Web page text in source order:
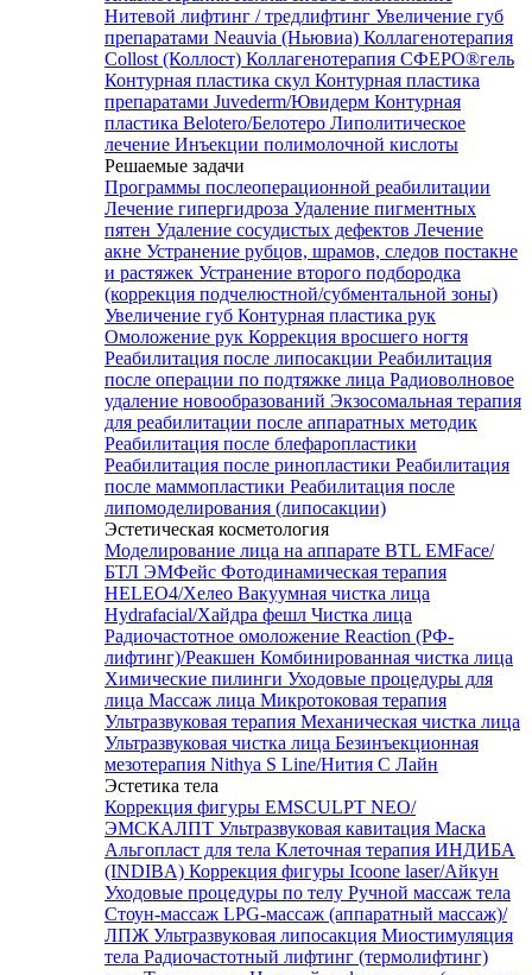
Нитевой лифтинг / тредлифтинг Увеличение губ
препаратами Neauvia (Ньювиа) Коллагенотерапия
Collost (Коллост) Коллагенотерапия СФЕРО®гель
Контурная пластика скул Контурная пластика
препаратами Juvederm/Ювидерм Контурная
пластика Belotero/Белотеро Липолитическое
лечение Инъекции полимолочной кислоты
Решаемые задачи
Программы послеоперационной реабилитации
Лечение гипергидроза Удаление пигментных
пятен Удаление сосудистых дефектов Лечение
акне Устранение рубцов, шрамов, следов постакне
и растяжек Устранение второго подбородка
(коррекция подчелюстной/субментальной зоны)
Увеличение губ Контурная пластика рук
Омоложение рук Коррекция вросшего ногтя
Реабилитация после липосакции Реабилитация
после операции по подтяжке лица Радиоволновое
удаление новообразований Экзосомальная терапия
для реабилитации после аппаратных методик
Реабилитация после блефаропластики
Реабилитация после ринопластики Реабилитация
после маммопластики Реабилитация после
липомоделирования (липосакции)
Эстетическая косметология
Моделирование лица на аппарате BTL EMFace/
БТЛ ЭМФейс Фотодинамическая терапия
HELEO4/Хелео Вакуумная чистка лица
Hydrafacial/Хайдра фешл Чистка лица
Радиочастотное омоложение Reaction (РФ-
лифтинг)/Реакшен Комбинированная чистка лица
Химические пилинги Уходовые процедуры для
лица Массаж лица Микротоковая терапия
Ультразвуковая терапия Механическая чистка лица
Ультразвуковая чистка лица Безинъекционная
мезотерапия Nithya S Line/Нития С Лайн
Эстетика тела
Коррекция фигуры EMSCULPT NEO/
ЭМСКАЛПТ Ультразвуковая кавитация Маска
Альгопласт для тела Клеточная терапия ИНДИБА
(INDIBA) Коррекция фигуры Icoone laser/Айкун
Уходовые процедуры по телу Ручной массаж тела
Стоун-массаж LPG-массаж (аппаратный массаж)/
ЛПЖ Ультразвуковая липосакция Миостимуляция
тела Радиочастотный лифтинг (термолифтинг)